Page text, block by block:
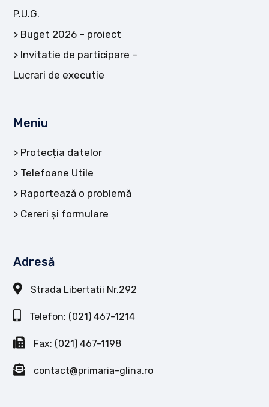
P.U.G.
Buget 2026 – proiect
Invitatie de participare –
Lucrari de executie
Meniu
Protecția datelor
Telefoane Utile
Raportează o problemă
Cereri și formulare
Adresă
Strada Libertatii Nr.292
Telefon: (021) 467-1214
Fax: (021) 467-1198
contact@primaria-glina.ro